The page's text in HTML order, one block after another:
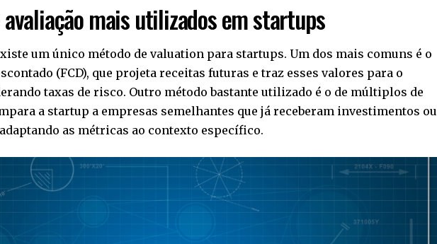
avaliação mais utilizados em startups
um único método de valuation para startups. Um dos mais comuns é o
(FCD), que projeta receitas futuras e traz esses valores para o
taxas de risco. Outro método bastante utilizado é o de múltiplos de
a startup a empresas semelhantes que já receberam investimentos ou
as métricas ao contexto específico.